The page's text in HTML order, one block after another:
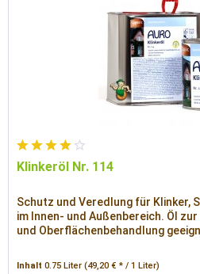
Klinkeröl Nr. 114
Schutz und Veredlung für Klinker,
im Innen- und Außenbereich. Öl
und Oberflächenbehandlung
Inhalt0.75 Liter(49,20 € * / 1 Liter)